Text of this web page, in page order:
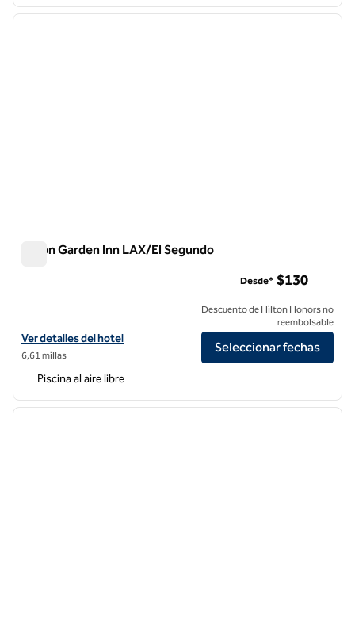
1 de 13
Hilton Garden Inn LAX/El Segundo
Ver detalles del hotel Hilton Garden Inn LAX/El Segundo
Ver detalles del hotel
6,61 millas
Desde* $130
Descuento de Hilton Honors no
reembolsable
Seleccionar fechas
Piscina al aire libre
1 de 12